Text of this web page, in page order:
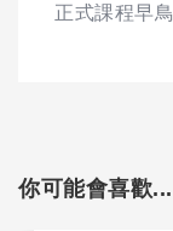
正式課程早
你可能會喜歡...